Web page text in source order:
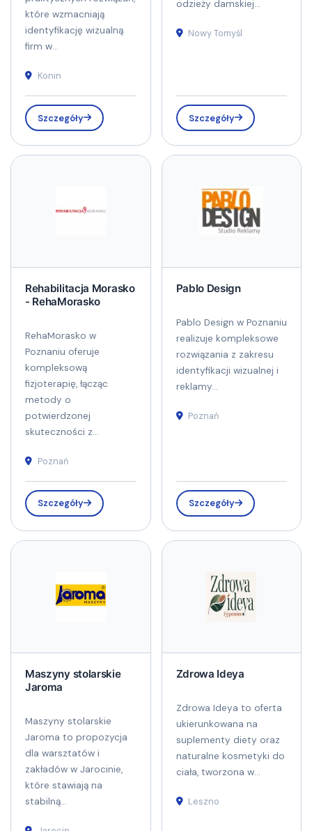
które wzmacniają
identyfikację wizualną
firm w...
Konin
Szczegóły
odzieży damskiej...
Nowy Tomyśl
Szczegóły
Rehabilitacja Morasko
- RehaMorasko
RehaMorasko w
Poznaniu oferuje
kompleksową
fizjoterapię, łącząc
metody o
potwierdzonej
skuteczności z...
Poznań
Szczegóły
Pablo Design
Pablo Design w Poznaniu
realizuje kompleksowe
rozwiązania z zakresu
identyfikacji wizualnej i
reklamy...
Poznań
Szczegóły
Maszyny stolarskie
Jaroma
Maszyny stolarskie
Jaroma to propozycja
dla warsztatów i
zakładów w Jarocinie,
które stawiają na
stabilną...
Zdrowa Ideya
Zdrowa Ideya to oferta
ukierunkowana na
suplementy diety oraz
naturalne kosmetyki do
ciała, tworzona w...
Leszno